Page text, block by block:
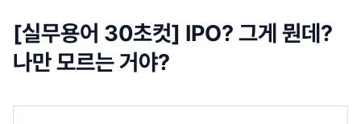
[실무용어 30초컷] IPO? 그게 뭔데?
나만 모르는 거야?